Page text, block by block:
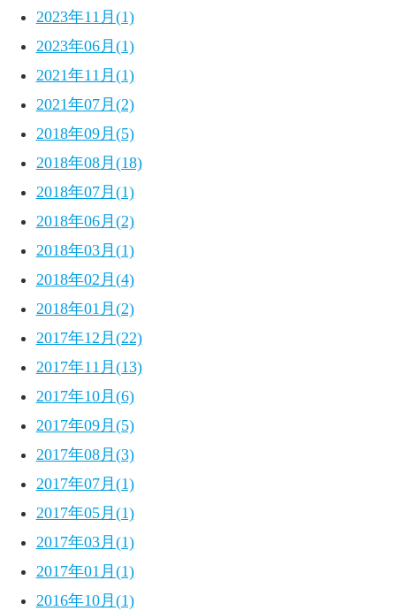
2023年11月(1)
2023年06月(1)
2021年11月(1)
2021年07月(2)
2018年09月(5)
2018年08月(18)
2018年07月(1)
2018年06月(2)
2018年03月(1)
2018年02月(4)
2018年01月(2)
2017年12月(22)
2017年11月(13)
2017年10月(6)
2017年09月(5)
2017年08月(3)
2017年07月(1)
2017年05月(1)
2017年03月(1)
2017年01月(1)
2016年10月(1)